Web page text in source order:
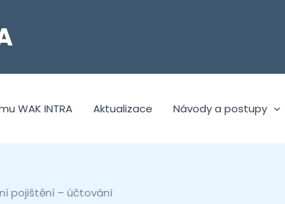
WAK INTRA Aktualizace Návody a postupy
pojištění – účtování